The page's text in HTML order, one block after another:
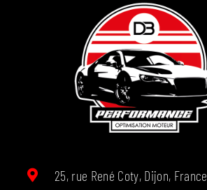
25, rue René Coty, Dijon, France